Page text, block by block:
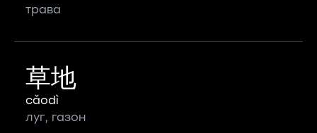
трава
草地
cǎodì
луг, газон